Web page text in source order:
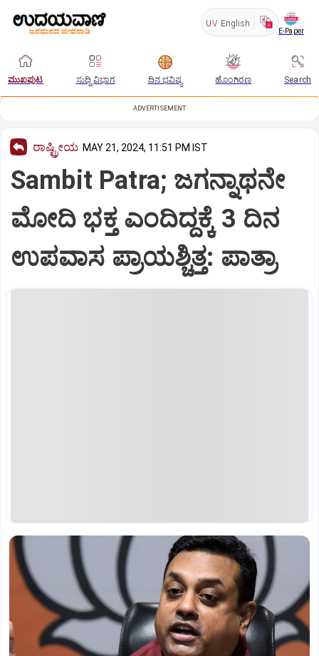
UV English
E-Paper
ಮುಖಪುಟ ಸುದ್ದಿ ವಿಭಾಗ ದಿನ ಭವಿಷ್ಯ ಹೊಂಗಿರಣ Search
ADVERTISEMENT
ರಾಷ್ಟ್ರೀಯ MAY 21, 2024, 11:51 PM IST
Sambit Patra; ಜಗನ್ನಾಥನೇ
ಮೋದಿ ಭಕ್ತ ಎಂದಿದ್ದಕ್ಕೆ 3 ದಿನ
ಉಪವಾಸ ಪ್ರಾಯಶ್ಚಿತ್ತ: ಪಾತ್ರಾ